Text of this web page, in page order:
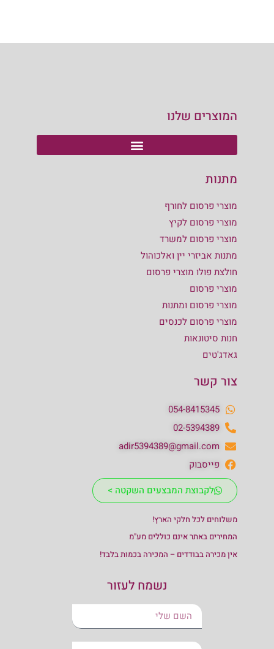
המוצרים שלנו
מתנות
מוצרי פרסום לחורף
מוצרי פרסום לקיץ
מוצרי פרסום למשרד
מתנות אביזרי יין ואלכוהול
חולצת פולו מוצרי פרסום
מוצרי פרסום
מוצרי פרסום ומתנות
מוצרי פרסום לכנסים
חנות סיטונאות
גאדג'טים
צור קשר
054-8415345
02-5394389
adir5394389@gmail.com
פייסבוק
לקבוצת המבצעים השקטה >
משלוחים לכל חלקי הארץ!
המחירים באתר אינם כוללים מע"מ
אין מכירה בבודדים – המכירה בכמות בלבד!
נשמח לעזור